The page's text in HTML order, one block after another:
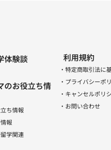
体験談
のお役立ち情
ち情報
報
学関連
利用規約
・特定商取引法に
・プライバシーポ
・キャンセルポリ
・お問い合わせ